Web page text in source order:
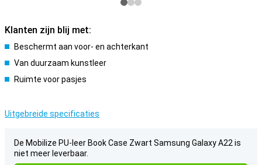
Klanten zijn blij met:
Beschermt aan voor- en achterkant
Van duurzaam kunstleer
Ruimte voor pasjes
Uitgebreide specificaties
De Mobilize PU-leer Book Case Zwart Samsung Galaxy A22 is
niet meer leverbaar.